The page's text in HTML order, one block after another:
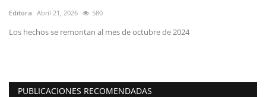
Editora Abril 21, 2026 580
Los hechos se remontan al mes de octubre de 2024
PUBLICACIONES RECOMENDADAS